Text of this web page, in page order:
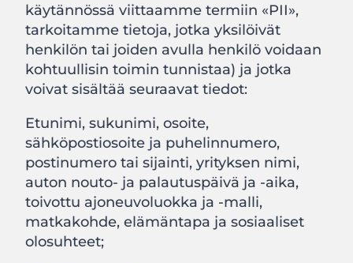
käytännössä viittaamme termiin «PII»,
tarkoitamme tietoja, jotka yksilöivät
henkilön tai joiden avulla henkilö voidaan
kohtuullisin toimin tunnistaa) ja jotka
voivat sisältää seuraavat tiedot:
Etunimi, sukunimi, osoite,
sähköpostiosoite ja puhelinnumero,
postinumero tai sijainti, yrityksen nimi,
auton nouto- ja palautuspäivä ja -aika,
toivottu ajoneuvoluokka ja -malli,
matkakohde, elämäntapa ja sosiaaliset
olosuhteet;